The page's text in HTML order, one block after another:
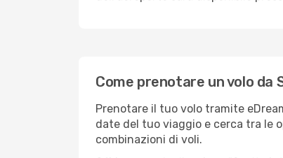
Come prenotare un volo da
Prenotare il tuo volo tramite
date del tuo viaggio e cerca tra le
combinazioni di voli.